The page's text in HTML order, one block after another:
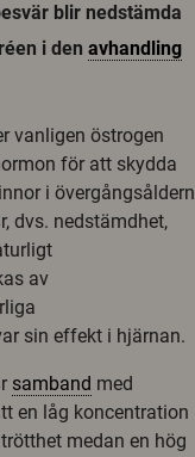
blir nedstämda
i den avhandling
vanligen östrogen
för att skydda
i övergångsåldern
dvs. nedstämdhet,
av
sin effekt i hjärnan.
samband med
en låg koncentration
medan en hög